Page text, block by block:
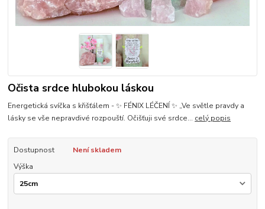
Očista srdce hlubokou láskou
Energetická svíčka s křišťálem - ✨ FÉNIX LÉČENÍ ✨ „Ve světle pravdy a
lásky se vše nepravdivé rozpouští. Očišťuji své srdce... celý popis
Dostupnost
Není skladem
Výška